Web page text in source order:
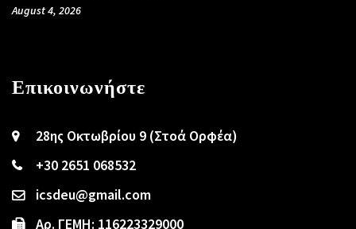
August 4, 2026
Επικοινωνήστε
28ης Οκτωβρίου 9 (Στοά Ορφέα)
+30 2651 068532
icsdeu@gmail.com
Αρ. ΓΕΜΗ: 116223329000